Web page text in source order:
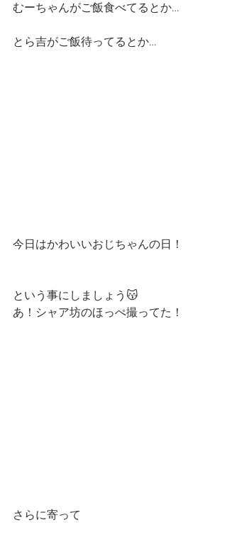
むーちゃんがご飯食べてるとか…
とら吉がご飯待ってるとか…
今日はかわいいおじちゃんの日！
という事にしましょう😽
あ！シャア坊のほっぺ撮ってた！
さらに寄って